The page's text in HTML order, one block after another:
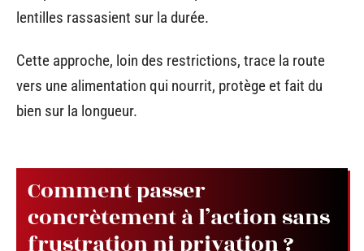
lentilles rassasient sur la durée.
Cette approche, loin des restrictions, trace la route
vers une alimentation qui nourrit, protège et fait du
bien sur la longueur.
Comment passer
concrètement à l’action sans
frustration ni privation ?